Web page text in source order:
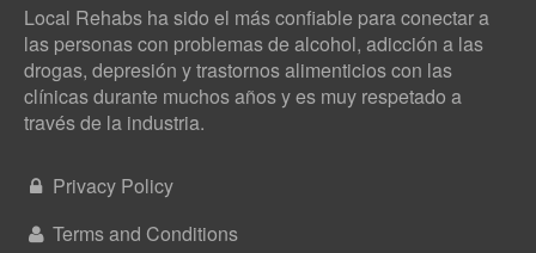
Local Rehabs ha sido el más confiable para conectar a
las personas con problemas de alcohol, adicción a las
drogas, depresión y trastornos alimenticios con las
clínicas durante muchos años y es muy respetado a
través de la industria.
Privacy Policy
Terms and Conditions